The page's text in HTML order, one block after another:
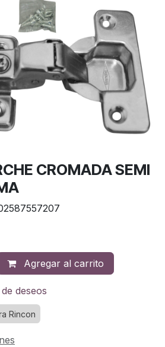
CROMADA SEMI
Agregar al carrito
deseos
Rincon